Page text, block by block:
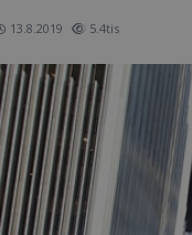
13.8.2019 5.4tis